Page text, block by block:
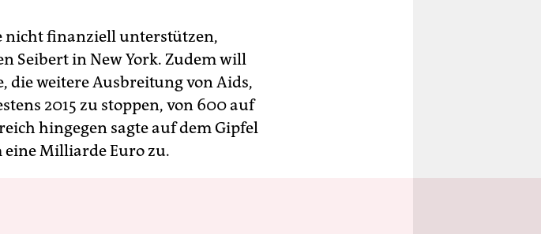
nicht finanziell unterstützen,
Seibert in New York. Zudem will
die weitere Ausbreitung von Aids,
2015 zu stoppen, von 600 auf
hingegen sagte auf dem Gipfel
Milliarde Euro zu.